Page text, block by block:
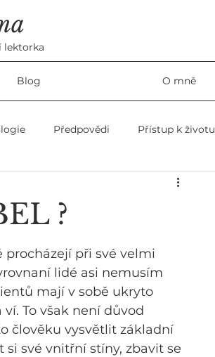
lektorka
Blog O mně
Předpovědi Přístup k životu
?
procházejí při své velmi
lidé asi nemusím
mají v sobě ukryto
To však není důvod
člověku vysvětlit základní
své vnitřní stíny, zbavit se